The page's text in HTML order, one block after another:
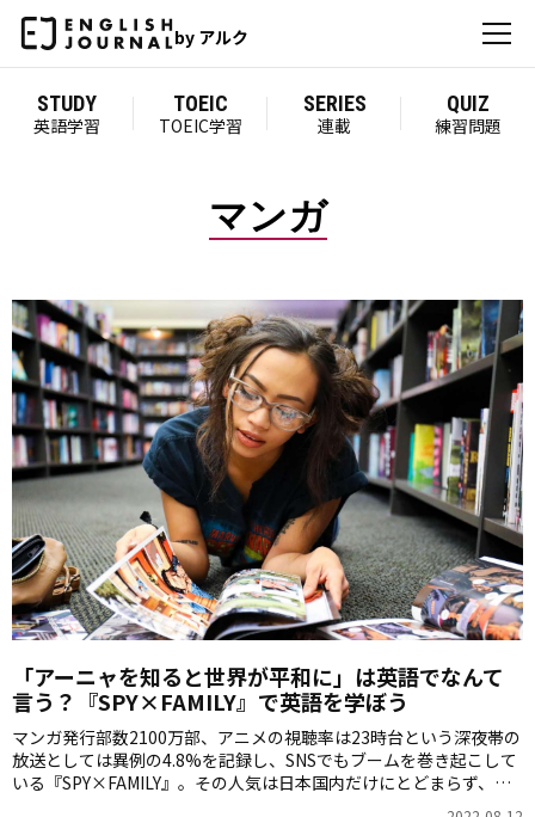
by アルク
STUDY
英語学習
TOEIC
TOEIC学習
SERIES
連載
QUIZ
練習問題
マンガ
「アーニャを知ると世界が平和に」は英語でなんて
言う？『SPY×FAMILY』で英語を学ぼう
マンガ発行部数2100万部、アニメの視聴率は23時台という深夜帯の
放送としては異例の4.8%を記録し、SNSでもブームを巻き起こして
いる『SPY×FAMILY』。その人気は日本国内だけにとどまらず、海
外にも広がっています。『SPY×FAMILY』に関する英語表現を取り